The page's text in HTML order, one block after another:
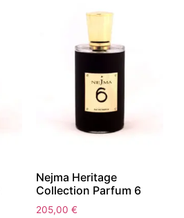
Nejma Heritage
Collection Parfum 6
205,00 €